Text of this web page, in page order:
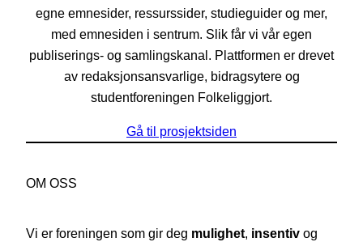
egne emnesider, ressurssider, studieguider og mer,
med emnesiden i sentrum. Slik får vi vår egen
publiserings- og samlingskanal. Plattformen er drevet
av redaksjonsansvarlige, bidragsytere og
studentforeningen Folkeliggjort.
Gå til prosjektsiden
OM OSS
Vi er foreningen som gir deg mulighet, insentiv og